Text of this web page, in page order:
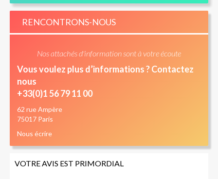
RENCONTRONS-NOUS
Nos attachés d'information sont à votre écoute
Vous voulez plus d’informations ? Contactez
nous
+33(0)1 56 79 11 00
62 rue Ampère
75017 Paris
Nous écrire
VOTRE AVIS EST PRIMORDIAL